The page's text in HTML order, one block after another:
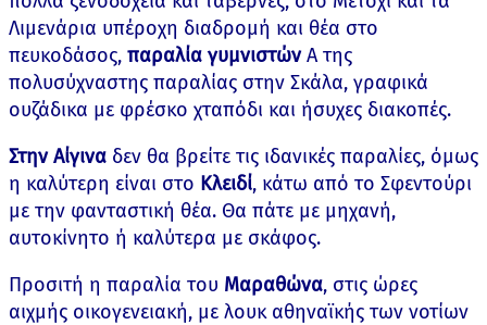
Λιμενάρια υπέροχη διαδρομή και θέα στο
πευκοδάσος, παραλία γυμνιστώνΑ της
πολυσύχναστης παραλίας στην Σκάλα, γραφικά
ουζάδικα με φρέσκο χταπόδι και ήσυχες διακοπές.
Στην Αίγινα δεν θα βρείτε τις ιδανικές παραλίες, όμως
η καλύτερη είναι στο Κλειδί, κάτω από το Σφεντούρι
με την φανταστική θέα. Θα πάτε με μηχανή,
αυτοκίνητο ή καλύτερα με σκάφος.
Προσιτή η παραλία του Μαραθώνα, στις ώρες
αιχμής οικογενειακή, με λουκ αθηναϊκής των νοτίων